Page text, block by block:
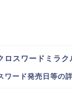
ロスワードミラク
ワード発売日等の